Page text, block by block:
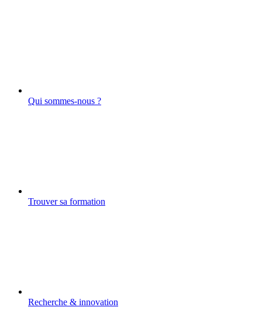
Qui sommes-nous ?
Trouver sa formation
Recherche & innovation